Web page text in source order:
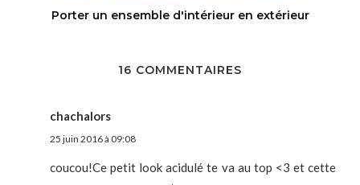
Porter un ensemble d'intérieur en extérieur
16 COMMENTAIRES
chachalors
25 juin 2016 à 09:08
coucou!Ce petit look acidulé te va au top <3 et cette